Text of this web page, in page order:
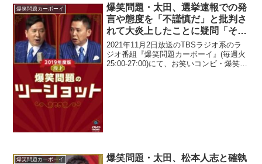
爆笑問題カーボーイ
爆笑問題・太田、選挙速報での発
言や態度を「不謹慎だ」と批判さ
れて大炎上したことに疑問「そん
なに神聖な場所だったの？あれ」
2021年11月2日放送のTBSラジオ系のラ
ジオ番組『爆笑問題カーボーイ』(毎週火
25:00-27:00)にて、お笑いコンビ・爆笑問
爆笑問題カーボーイ
爆笑問題・太田、松本人志と確執